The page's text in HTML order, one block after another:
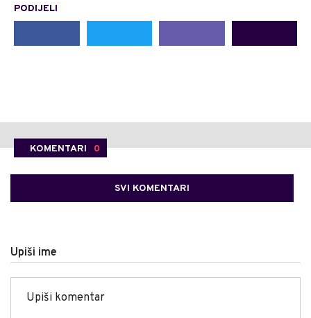
PODIJELI
KOMENTARI 0
SVI KOMENTARI
Upiši ime